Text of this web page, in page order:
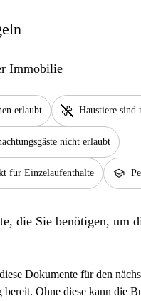
Immobilie
erlaubt pet_supplies Haustiere sind
nicht erlaubt
für Einzelaufenthalte school
die Sie benötigen, um
Dokumente für den
bereit. Ohne diese kann die